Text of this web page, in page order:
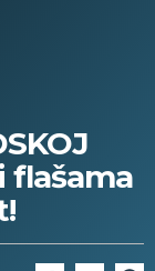
flašama